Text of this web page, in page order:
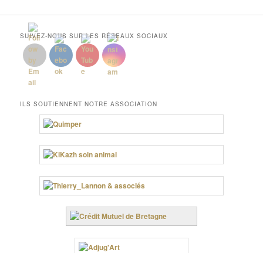
SUIVEZ-NOUS SUR LES RÉSEAUX SOCIAUX
ILS SOUTIENNENT NOTRE ASSOCIATION